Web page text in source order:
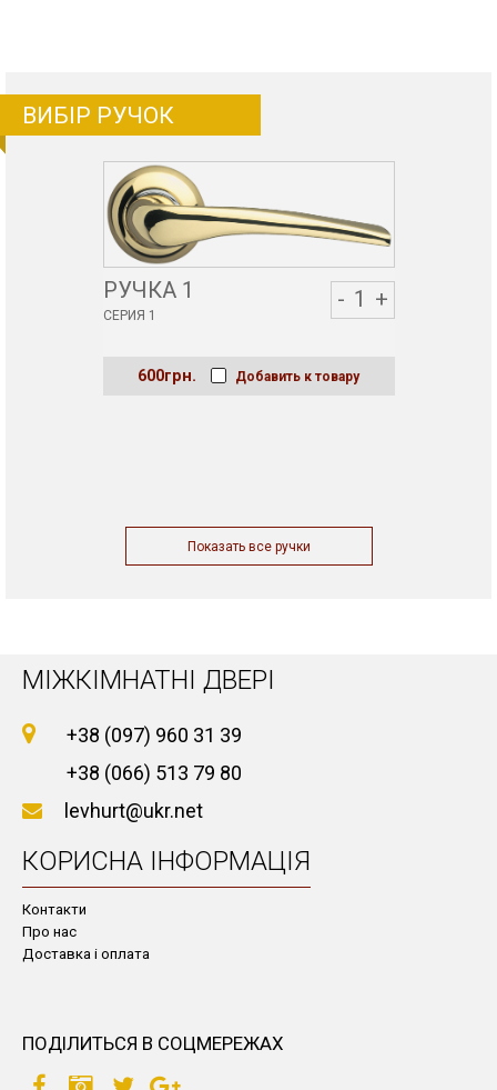
ВИБІР РУЧОК
РУЧКА 1
СЕРИЯ 1
- 1 +
600грн. Добавить к товару
Показать все ручки
МІЖКІМНАТНІ ДВЕРІ
+38 (097) 960 31 39
+38 (066) 513 79 80
levhurt@ukr.net
КОРИСНА ІНФОРМАЦІЯ
Контакти
Про нас
Доставка і оплата
ПОДІЛИТЬСЯ В СОЦМЕРЕЖАХ